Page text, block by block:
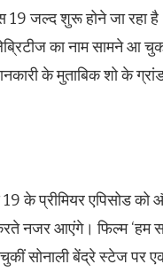
19 जल्द शुरू होने जा रहा
का नाम सामने आ
के मुताबिक शो के
19 के प्रीमियर एपिसोड
नजर आएंगे। फिल्म ‘हम
सोनाली बेंद्रे स्टेज पर